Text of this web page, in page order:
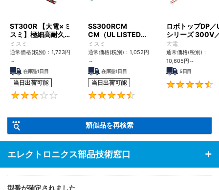
ST300R 【大電×ミ
スミ】極細高耐久ロ
ボットケーブル（シ
ールド無・有）
ミスミ
通常価格(税別)： 1,723円
～
在庫品1日目
当日出荷可能
3
SS300RCM
CM（UL LISTED規
格・NEPA対応） 小
径
ミスミ
通常価格(税別)： 1,052円
～
在庫品1日目
当日出荷可能
ロボトップDP／
シリーズ 300V
UL2517
大電
通常価格(税別)：
10,605円 ～
5日目
類似品を再検索
エレクトロニクス部品技術窓口
型番が確定されました